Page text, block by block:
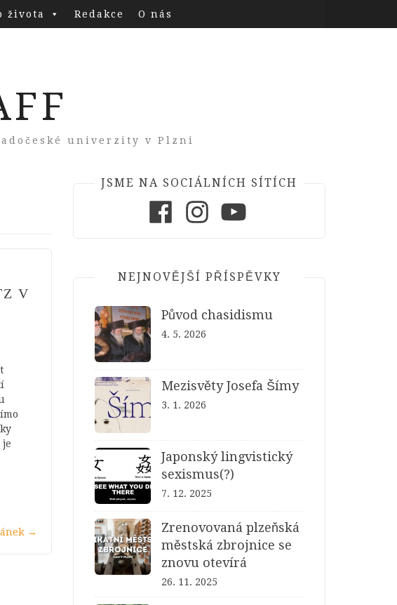
života Redakce O nás
univerzity v Plzni
V
→
JSME NA SOCIÁLNÍCH SÍTÍCH
NEJNOVĚJŠÍ PŘÍSPĚVKY
Původ chasidismu
4. 5. 2026
Mezisvěty Josefa Šímy
3. 1. 2026
Japonský lingvistický
sexismus(?)
7. 12. 2025
Zrenovovaná plzeňská
městská zbrojnice se
znovu otevírá
26. 11. 2025